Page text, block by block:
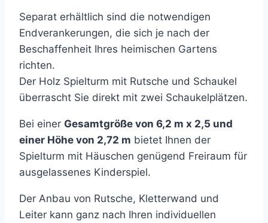
Separat erhältlich sind die notwendigen
Endverankerungen, die sich je nach der
Beschaffenheit Ihres heimischen Gartens
richten.
Der Holz Spielturm mit Rutsche und Schaukel
überrascht Sie direkt mit zwei Schaukelplätzen.
Bei einer Gesamtgröße von 6,2 m x 2,5 und
einer Höhe von 2,72 m bietet Ihnen der
Spielturm mit Häuschen genügend Freiraum für
ausgelassenes Kinderspiel.
Der Anbau von Rutsche, Kletterwand und
Leiter kann ganz nach Ihren individuellen